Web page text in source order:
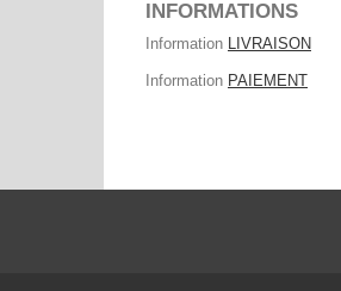
INFORMATIONS
Information LIVRAISON
Information PAIEMENT